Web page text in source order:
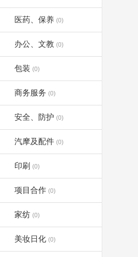
医药、保养 (0)
办公、文教 (0)
包装 (0)
商务服务 (0)
安全、防护 (0)
汽摩及配件 (0)
印刷 (0)
项目合作 (0)
家纺 (0)
美妆日化 (0)